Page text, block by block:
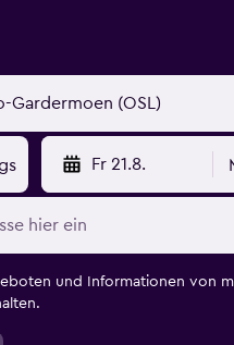
Fr 21.8.
und Informationen von